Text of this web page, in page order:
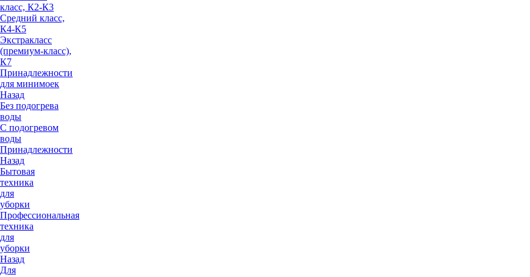
класс, К2-К3
Средний класс,
К4-К5
Экстракласс
(премиум-класс),
К7
Принадлежности
для минимоек
Назад
Без подогрева
воды
С подогревом
воды
Принадлежности
Назад
Бытовая
техника
для
уборки
Профессиональная
техника
для
уборки
Назад
Для